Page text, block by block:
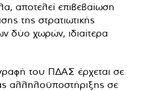
αποτελεί επιβεβαίωση
της στρατιωτικής
δύο χωρών, ιδιαίτερα
του ΠΔΑΣ έρχεται σε
αλληλοϋποστήριξης σε